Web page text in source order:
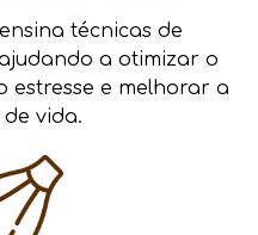
técnicas de
a otimizar o
estresse e melhorar a
vida.